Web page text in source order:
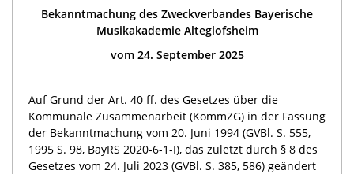
Bekanntmachung des Zweckverbandes Bayerische
Musikakademie Alteglofsheim
vom 24. September 2025
Auf Grund der Art. 40 ff. des Gesetzes über die
Kommunale Zusammenarbeit (KommZG) in der Fassung
der Bekanntmachung vom 20. Juni 1994 (GVBl. S. 555,
1995 S. 98, BayRS 2020-6-1-I), das zuletzt durch § 8 des
Gesetzes vom 24. Juli 2023 (GVBl. S. 385, 586) geändert